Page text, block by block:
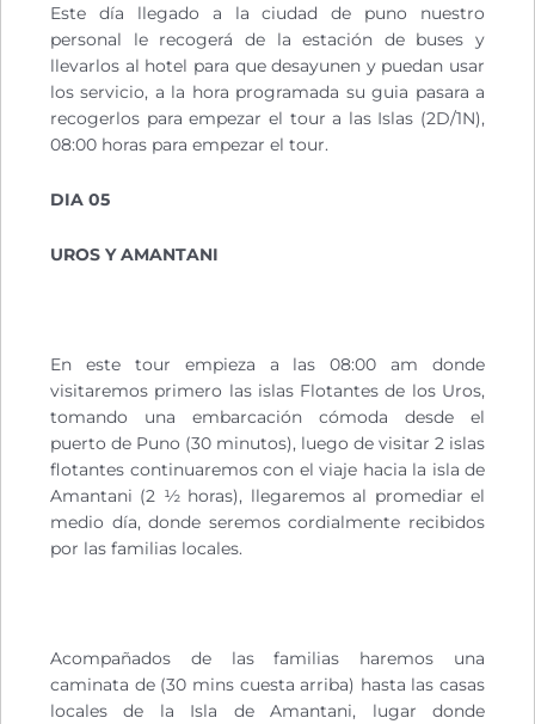
Este día llegado a la ciudad de puno nuestro
personal le recogerá de la estación de buses y
llevarlos al hotel para que desayunen y puedan usar
los servicio, a la hora programada su guia pasara a
recogerlos para empezar el tour a las Islas (2D/1N),
08:00 horas para empezar el tour.
DIA 05
UROS Y AMANTANI
En este tour empieza a las 08:00 am donde
visitaremos primero las islas Flotantes de los Uros,
tomando una embarcación cómoda desde el
puerto de Puno (30 minutos), luego de visitar 2 islas
flotantes continuaremos con el viaje hacia la isla de
Amantani (2 ½ horas), llegaremos al promediar el
medio día, donde seremos cordialmente recibidos
por las familias locales.
Acompañados de las familias haremos una
caminata de (30 mins cuesta arriba) hasta las casas
locales de la Isla de Amantani, lugar donde